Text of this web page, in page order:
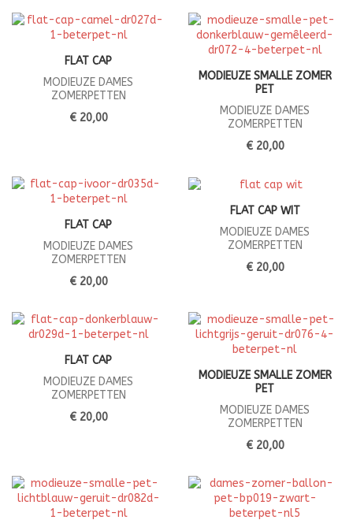
FLAT CAP
MODIEUZE DAMES
ZOMERPETTEN
€ 20,00
MODIEUZE SMALLE ZOMER
PET
MODIEUZE DAMES
ZOMERPETTEN
€ 20,00
FLAT CAP
MODIEUZE DAMES
ZOMERPETTEN
€ 20,00
FLAT CAP WIT
MODIEUZE DAMES
ZOMERPETTEN
€ 20,00
FLAT CAP
MODIEUZE DAMES
ZOMERPETTEN
€ 20,00
MODIEUZE SMALLE ZOMER
PET
MODIEUZE DAMES
ZOMERPETTEN
€ 20,00